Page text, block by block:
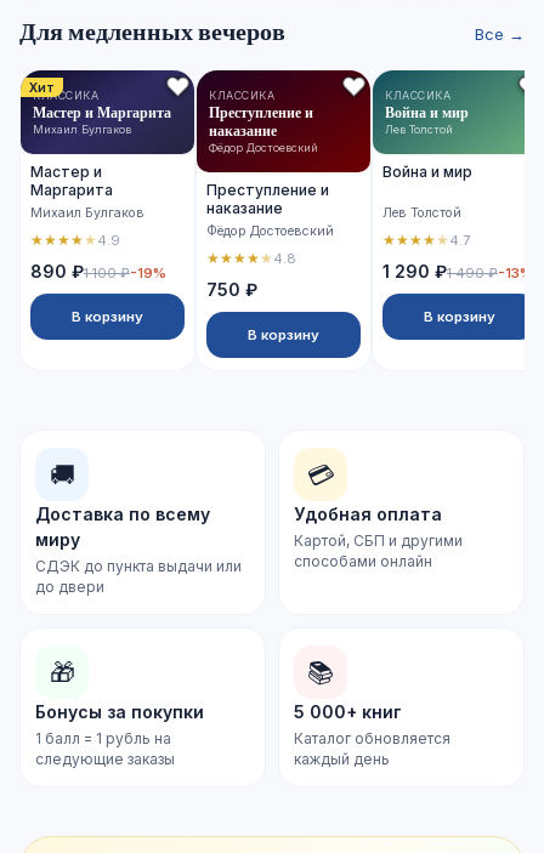
Для медленных вечеров Все →
Хит
КЛАССИКА
Мастер и Маргарита
Михаил Булгаков
Мастер и
Маргарита
Михаил Булгаков
★★★★★4.9
890 ₽1 100 ₽-19%
В корзину
КЛАССИКА
Преступление и
наказание
Фёдор Достоевский
Преступление и
наказание
Фёдор Достоевский
★★★★★4.8
750 ₽
В корзину
КЛАССИКА
Война и мир
Лев Толстой
Война и мир
Лев Толстой
★★★★★4.7
1 290 ₽1 490 ₽-13%
В корзину
🚚
Доставка по всему
миру
СДЭК до пункта выдачи или
до двери
💳
Удобная оплата
Картой, СБП и другими
способами онлайн
🎁
Бонусы за покупки
1 балл = 1 рубль на
следующие заказы
📚
5 000+ книг
Каталог обновляется
каждый день